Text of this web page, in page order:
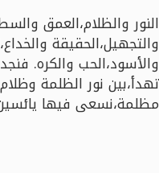
النور والظلام،العمق
والتجهيل،الحقيقة
والأسود،الحب والكره.
تهدأ،بين نور الظلمة
مظلمة،نسعى فيها